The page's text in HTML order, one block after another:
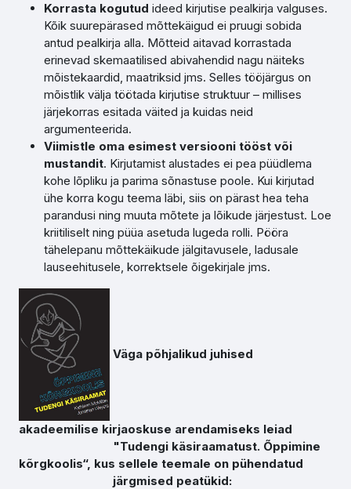
Korrasta kogutud ideed kirjutise pealkirja valguses.
Kõik suurepärased mõttekäigud ei pruugi sobida
antud pealkirja alla. Mõtteid aitavad korrastada
erinevad skemaatilised abivahendid nagu näiteks
mõistekaardid, maatriksid jms. Selles tööjärgus on
mõistlik välja töötada kirjutise struktuur – millises
järjekorras esitada väited ja kuidas neid
argumenteerida.
Viimistle oma esimest versiooni tööst või
mustandit. Kirjutamist alustades ei pea püüdlema
kohe lõpliku ja parima sõnastuse poole. Kui kirjutad
ühe korra kogu teema läbi, siis on pärast hea teha
parandusi ning muuta mõtete ja lõikude järjestust. Loe
kriitiliselt ning püüa asetuda lugeda rolli. Pööra
tähelepanu mõttekäikude jälgitavusele, ladusale
lauseehitusele, korrektsele õigekirjale jms.
Väga põhjalikud juhised
akadeemilise kirjaoskuse arendamiseks leiad
"Tudengi käsiraamatust. Õppimine
kõrgkoolis“, kus sellele teemale on pühendatud
järgmised peatükid: